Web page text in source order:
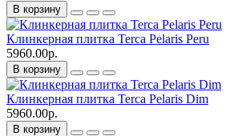
В корзину
Клинкерная плитка Terca Pelaris Peru
5960.00р.
В корзину
Клинкерная плитка Terca Pelaris Dim
5960.00р.
В корзину